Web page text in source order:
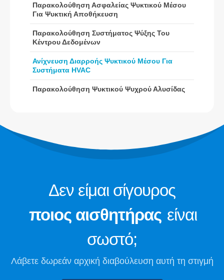
Παρακολούθηση Ασφαλείας Ψυκτικού Μέσου
Για Ψυκτική Αποθήκευση
Παρακολούθηση Συστήματος Ψύξης Του
Κέντρου Δεδομένων
Ανίχνευση Διαρροής Ψυκτικού Μέσου Για
Συστήματα HVAC
Παρακολούθηση Ψυκτικού Ψυχρού Αλυσίδας
Δεν είμαι σίγουρος
ποιος αισθητήρας είναι
σωστό;
Λάβετε δωρεάν αρχική διαβούλευση αυτή τη στιγμή
Η λύση μας
Ανίχνευση διαρροής ψυκτικού μέσου
για συστήματα HVAC
Παρακολούθηση ψυκτικού ψυχρού
αλυσίδας
Παρακολούθηση συστήματος ψύξης
μέσου για ψυκτική αποθήκευση
Βιομηχανική παρακολούθηση αερίου
Ακολουθήστε μας